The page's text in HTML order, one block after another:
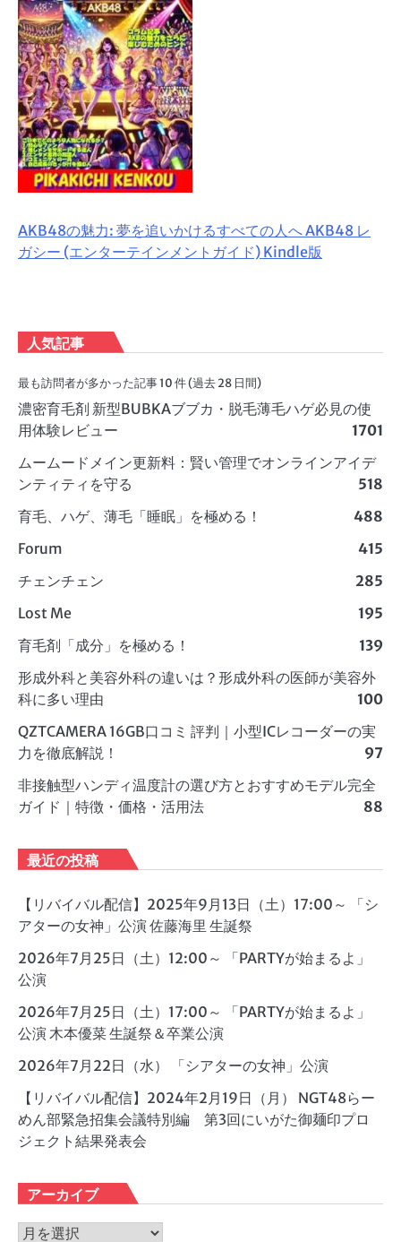
AKB48の魅力: 夢を追いかけるすべての人へ AKB48 レ
ガシー (エンターテインメントガイド) Kindle版
人気記事
最も訪問者が多かった記事 10 件 (過去 28 日間)
濃密育毛剤 新型BUBKAブブカ・脱毛薄毛ハゲ必見の使
用体験レビュー
1701
ムームードメイン更新料：賢い管理でオンラインアイデ
ンティティを守る
518
育毛、ハゲ、薄毛「睡眠」を極める！
488
Forum
415
チェンチェン
285
Lost Me
195
育毛剤「成分」を極める！
139
形成外科と美容外科の違いは？形成外科の医師が美容外
科に多い理由
100
QZTCAMERA 16GB口コミ 評判｜小型ICレコーダーの実
力を徹底解説！
97
非接触型ハンディ温度計の選び方とおすすめモデル完全
ガイド｜特徴・価格・活用法
88
最近の投稿
【リバイバル配信】2025年9月13日（土）17:00～ 「シ
アターの女神」公演 佐藤海里 生誕祭
2026年7月25日（土）12:00～ 「PARTYが始まるよ」
公演
2026年7月25日（土）17:00～ 「PARTYが始まるよ」
公演 木本優菜 生誕祭＆卒業公演
2026年7月22日（水） 「シアターの女神」公演
【リバイバル配信】2024年2月19日（月） NGT48らー
めん部緊急招集会議特別編 第3回にいがた御麺印プロ
ジェクト結果発表会
アーカイブ
ア